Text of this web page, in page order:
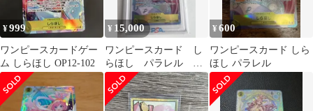
¥999
ワンピースカードゲー
ム しらほし OP12-102
¥ 15,000
ワンピースカード し
らほし パラレル
eb01-057 psa10
¥600
ワンピースカード しら
ほし パラレル